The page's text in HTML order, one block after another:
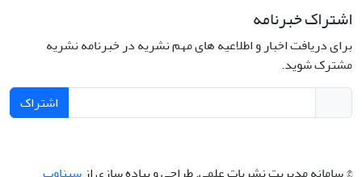
اشتراک خبرنامه
برای دریافت اخبار و اطلاعیه های مهم نشریه در خبرنامه نشریه
مشترک شوید.
اشتراک